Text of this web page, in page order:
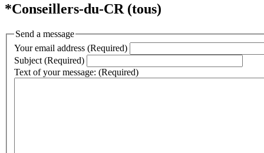
*Conseillers-du-CR (tous)
Send a message
Your email address (Required)
Subject (Required)
Text of your message: (Required)